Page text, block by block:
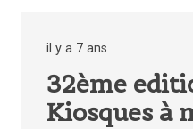
il y a 7 ans
32ème
Kiosques à